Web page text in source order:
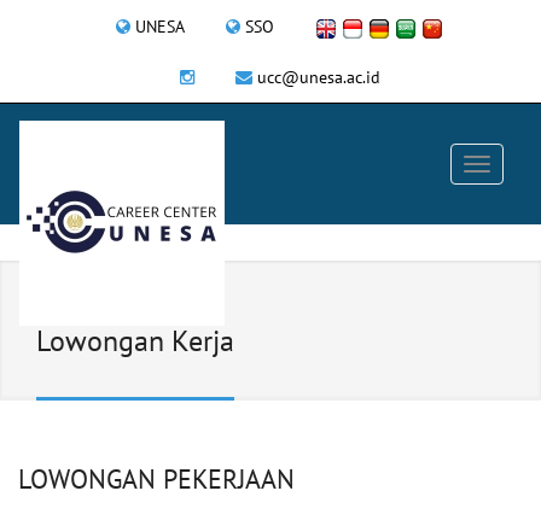
UNESA SSO
ucc@unesa.ac.id
Lowongan Kerja
LOWONGAN PEKERJAAN